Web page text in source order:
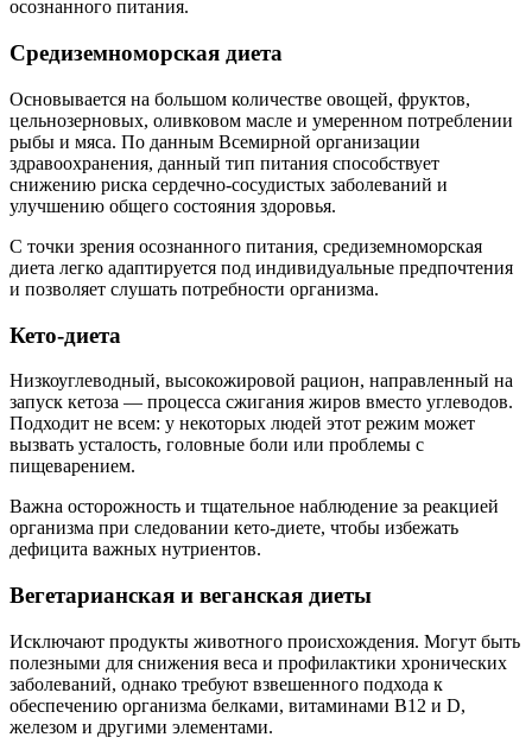
осознанного питания.
Средиземноморская диета
Основывается на большом количестве овощей, фруктов,
цельнозерновых, оливковом масле и умеренном потреблении
рыбы и мяса. По данным Всемирной организации
здравоохранения, данный тип питания способствует
снижению риска сердечно-сосудистых заболеваний и
улучшению общего состояния здоровья.
С точки зрения осознанного питания, средиземноморская
диета легко адаптируется под индивидуальные предпочтения
и позволяет слушать потребности организма.
Кето-диета
Низкоуглеводный, высокожировой рацион, направленный на
запуск кетоза — процесса сжигания жиров вместо углеводов.
Подходит не всем: у некоторых людей этот режим может
вызвать усталость, головные боли или проблемы с
пищеварением.
Важна осторожность и тщательное наблюдение за реакцией
организма при следовании кето-диете, чтобы избежать
дефицита важных нутриентов.
Вегетарианская и веганская диеты
Исключают продукты животного происхождения. Могут быть
полезными для снижения веса и профилактики хронических
заболеваний, однако требуют взвешенного подхода к
обеспечению организма белками, витаминами B12 и D,
железом и другими элементами.